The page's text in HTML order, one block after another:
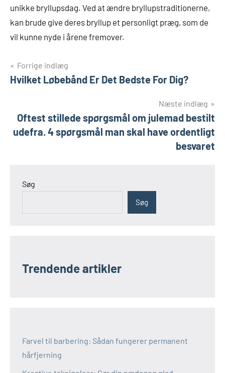
unikke bryllupsdag. Ved at ændre bryllupstraditionerne,
kan brude give deres bryllup et personligt præg, som de
vil kunne nyde i årene fremover.
Indlægsnavigation
Forrige indlæg
Hvilket Løbebånd Er Det Bedste For Dig?
Næste indlæg
Oftest stillede spørgsmål om julemad bestilt
udefra. 4 spørgsmål man skal have ordentligt
besvaret
Søg
Søg
Trendende artikler
Farvel til barbering: Sådan fungerer permanent
hårfjerning